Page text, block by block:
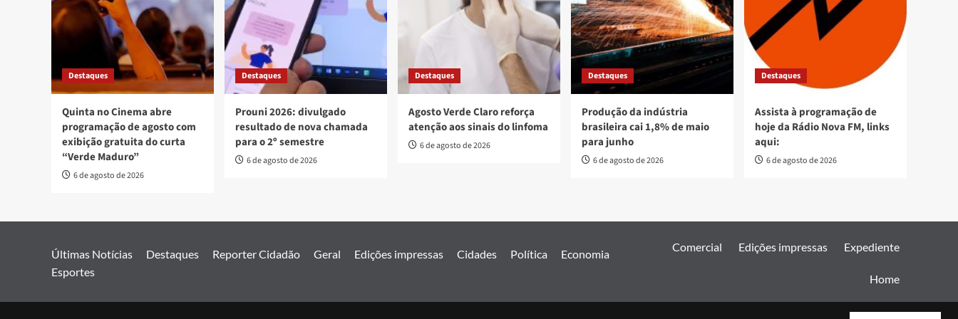
Destaques
Quinta no Cinema abre
programação de agosto com
exibição gratuita do curta
“Verde Maduro”
6 de agosto de 2026
Destaques
Prouni 2026: divulgado
resultado de nova chamada
para o 2º semestre
6 de agosto de 2026
Destaques
Agosto Verde Claro reforça
atenção aos sinais do linfoma
6 de agosto de 2026
Destaques
Produção da indústria
brasileira cai 1,8% de maio
para junho
6 de agosto de 2026
Destaques
Assista à programação de
hoje da Rádio Nova FM, links
aqui:
6 de agosto de 2026
Últimas Notícias Destaques Reporter Cidadão Geral Edições impressas Cidades Política
Economia
Esportes
Comercial Edições impressas Expediente
Home